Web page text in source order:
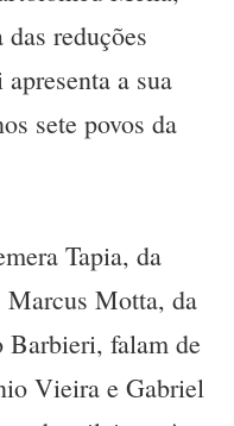
reduções
a sua
sete povos da
Tapia, da
Marcus Motta, da
Barbieri, falam de
Vieira e Gabriel